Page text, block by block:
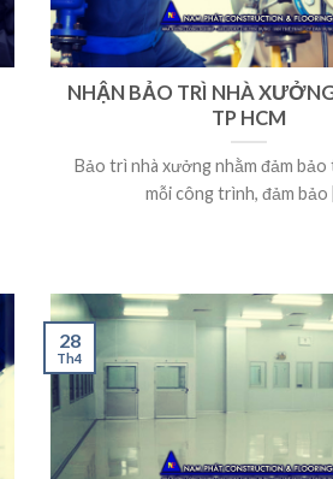
NHẬN BẢO TRÌ NHÀ
TP HCM
Bảo trì nhà xưởng nhằm đảm
mỗi công trình, đảm bảo
28
Th4